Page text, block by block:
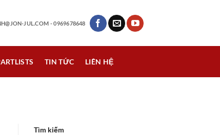
JUL.COM - 0969678648
TIN TỨC LIÊN HỆ
Tìm kiếm